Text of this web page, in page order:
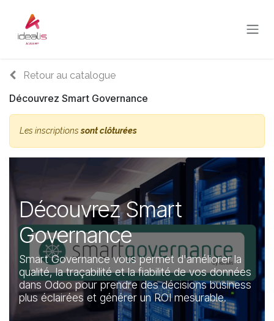
Retour au catalogue
Découvrez Smart Governance
Les inscriptionssont clôturées
Découvrez Smart
Governance
Smart Governance vous permet d'améliorer la
qualité, la traçabilité et la fiabilité de vos données
dans Odoo pour prendre des décisions business
plus éclairées et générer un ROI mesurable.